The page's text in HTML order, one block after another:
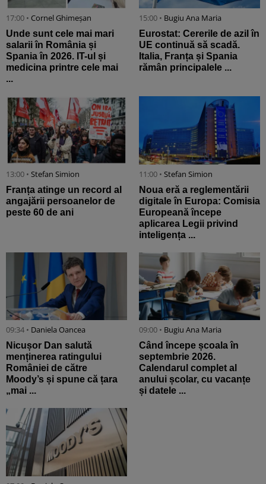
17:00 • Cornel Ghimeșan
Unde sunt cele mai mari
salarii în România și
Spania în 2026. IT-ul și
medicina printre cele mai
...
15:00 • Bugiu ⁠Ana Maria
Eurostat: Cererile de azil în
UE continuă să scadă.
Italia, Franța și Spania
rămân principalele ...
13:00 • Stefan Simion
Franța atinge un record al
angajării persoanelor de
peste 60 de ani
11:00 • Stefan Simion
Noua eră a reglementării
digitale în Europa: Comisia
Europeană începe
aplicarea Legii privind
inteligența ...
09:34 • Daniela Oancea
Nicușor Dan salută
menținerea ratingului
României de către
Moody’s și spune că țara
„mai ...
09:00 • Bugiu ⁠Ana Maria
Când începe școala în
septembrie 2026.
Calendarul complet al
anului școlar, cu vacanțe
și datele ...